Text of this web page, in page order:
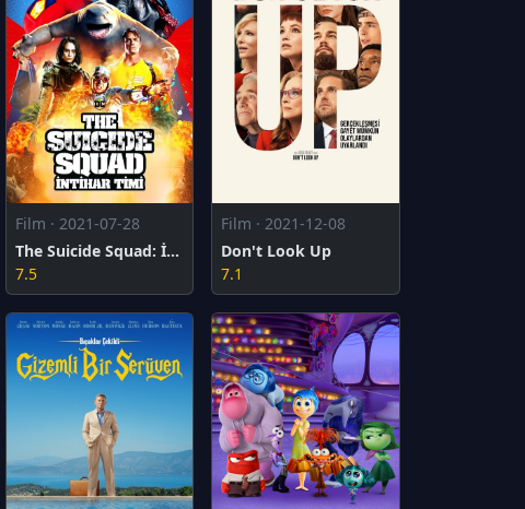
Film · 2021-07-28
The Suicide Squad: İntihar Timi
7.5
Film · 2021-12-08
Don't Look Up
7.1